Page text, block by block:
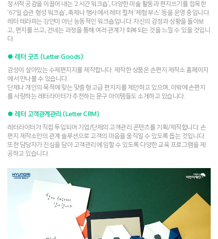
정서적 공감을 이끌어 내는 ‘2시간 워크숍’, 다양한 미술 활동과 편지쓰기를 접목한
‘67일 습관 형성 워크숍’, 축제나 행사에서 레터 컬쳐 ‘체험 부스’ 등을 운영 중입니다.
레터 테라피는 강연이 아닌 능동적인 워크숍입니다. 자신의 감정과 상황을 돌아보
고, 편지를 쓰고, 건네는 과정을 통해 여러 관계가 회복되는 것을 느낄 수 있을 것입니
다.
● 레터 굿즈 (Letter Goods)
감성이 살아있는 수제편지지를 제작합니다. 제작한 상품은 손편지 제작소 홈페이지
에서 만나볼 수 있습니다.
단체나 개인의 목적에 맞는 맞춤형 고급 편지지를 제안하고 있으며, 이밖에 손편지
를 사랑하는 레터라이터가 추천하는 문구 아이템들도 소개하고 있습니다.
● 레터 고객관계관리 (Letter CRM)
레터라이터가 직접 투입되어 기업/단체의 고객관리 콘텐츠를 기획/제작합니다. 손
편지 제작소만의 관계 솔루션으로 고객의 마음을 움직일 수 있도록 돕는 것입니다.
또한 담당자가 진심을 담아 고객관리에 임할 수 있도록 다양한 교육 프로그램을 제
공하고 있습니다.